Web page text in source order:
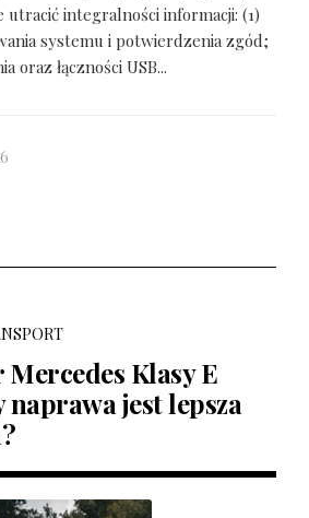
utracić integralności informacji: (1)
systemu i potwierdzenia zgód;
oraz łączności USB...
Klasy E
naprawa jest lepsza